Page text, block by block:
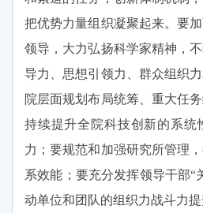
把优势力量组织凝聚起来。要
领导，大力弘扬科学家精神，
导力、思想引领力、群众组织
院层面规划布局统筹、重大任
持续提升全院科技创新的系统
力；要规范和加强研究所管理
系效能；要充分发挥领导干部“
动单位和团队的组织力战斗力提